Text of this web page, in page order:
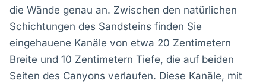
die Wände genau an. Zwischen den natürlichen
Schichtungen des Sandsteins finden Sie
eingehauene Kanäle von etwa 20 Zentimetern
Breite und 10 Zentimetern Tiefe, die auf beiden
Seiten des Canyons verlaufen. Diese Kanäle, mit